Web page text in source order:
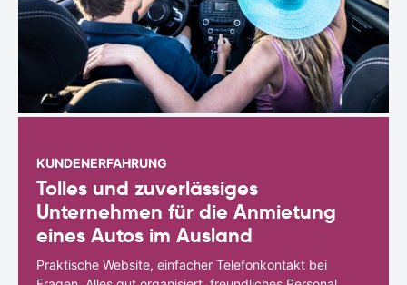
KUNDENERFAHRUNG
Tolles und zuverlässiges
Unternehmen für die Anmietung
eines Autos im Ausland
Praktische Website, einfacher Telefonkontakt bei